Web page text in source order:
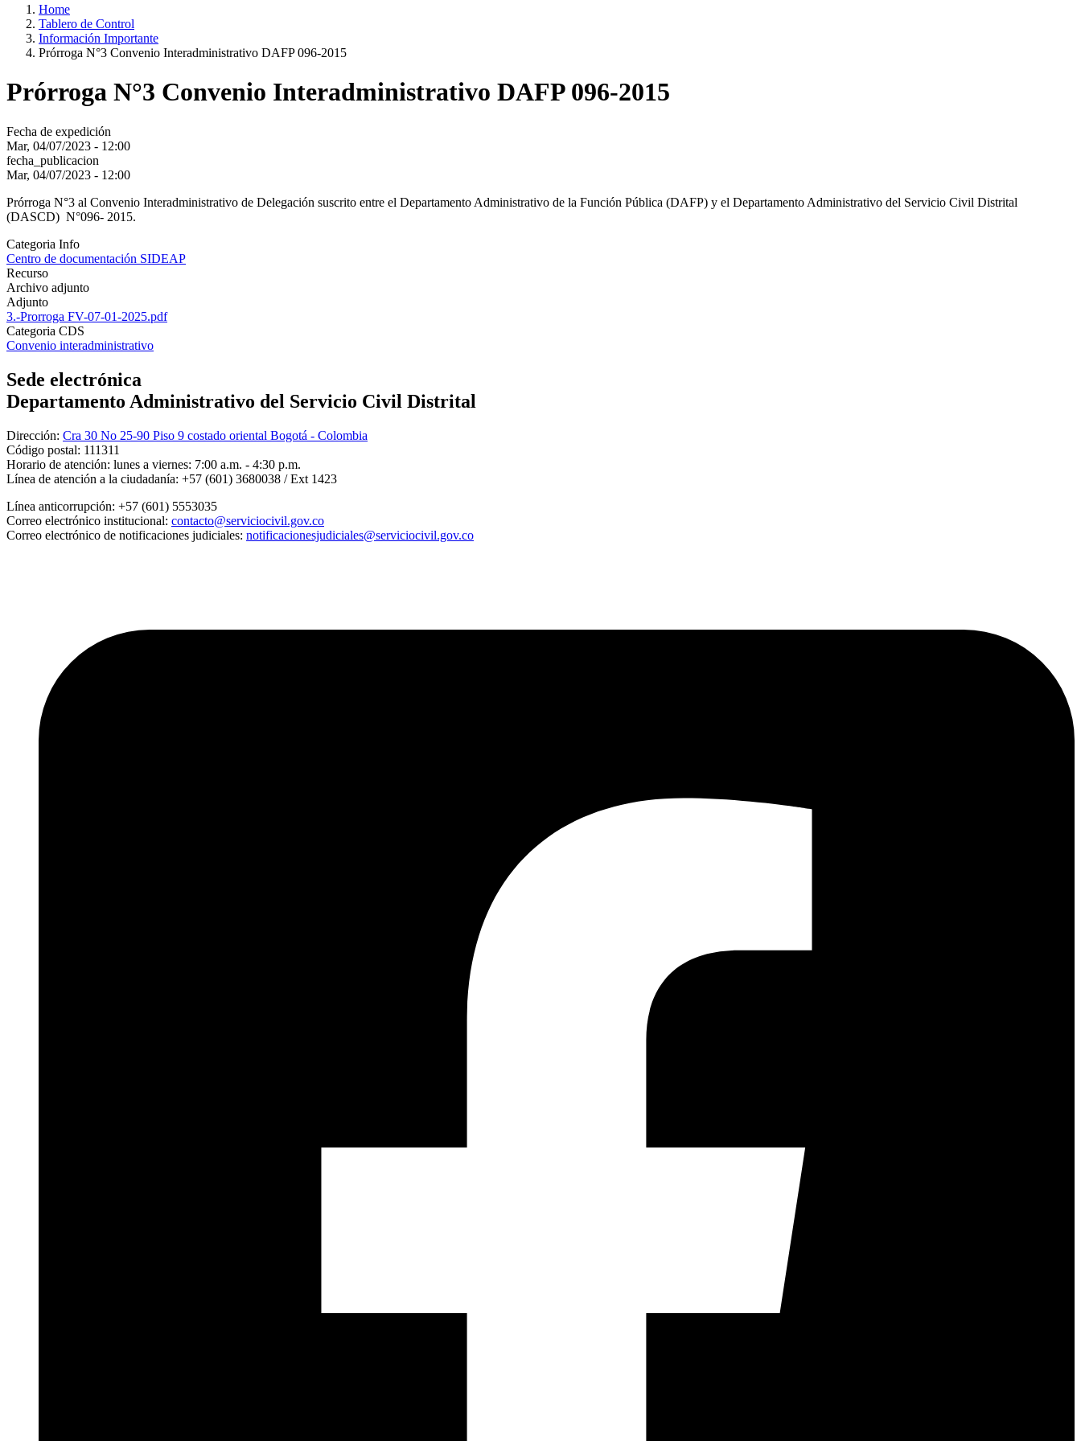
Home
Tablero de Control
Información Importante
Prórroga N°3 Convenio Interadministrativo DAFP 096-2015
Prórroga N°3 Convenio Interadministrativo DAFP 096-2015
Fecha de expedición
Mar, 04/07/2023 - 12:00
fecha_publicacion
Mar, 04/07/2023 - 12:00
Prórroga N°3 al Convenio Interadministrativo de Delegación suscrito entre el Departamento Administrativo de la Función Pública (DAFP) y el Departamento Administrativo del Servicio Civil Distrital
(DASCD) N°096- 2015.
Categoria Info
Centro de documentación SIDEAP
Recurso
Archivo adjunto
Adjunto
3.-Prorroga FV-07-01-2025.pdf
Categoria CDS
Convenio interadministrativo
Sede electrónica
Departamento Administrativo del Servicio Civil Distrital
Dirección: Cra 30 No 25-90 Piso 9 costado oriental Bogotá - Colombia
Código postal: 111311
Horario de atención: lunes a viernes: 7:00 a.m. - 4:30 p.m.
Línea de atención a la ciudadanía: +57 (601) 3680038 / Ext 1423
Línea anticorrupción: +57 (601) 5553035
Correo electrónico institucional: contacto@serviciocivil.gov.co
Correo electrónico de notificaciones judiciales: notificacionesjudiciales@serviciocivil.gov.co